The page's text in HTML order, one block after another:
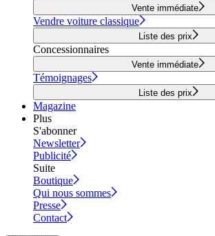
Vente immédiate
Vendre voiture classique
Liste des prix
Concessionnaires
Vente immédiate
Témoignages
Liste des prix
Magazine
Plus
S'abonner
Newsletter
Publicité
Suite
Boutique
Qui nous sommes
Presse
Contact